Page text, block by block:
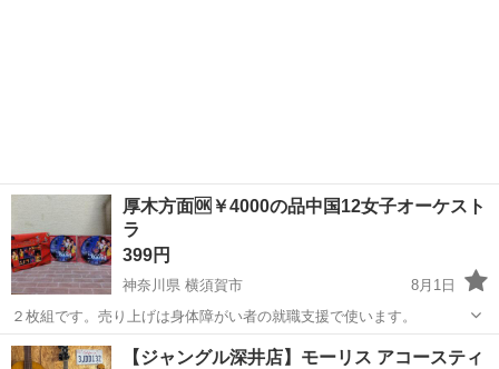
厚木方面🆗￥4000の品中国12女子オーケスト
ラ
399円
神奈川県 横須賀市
8月1日
２枚組です。売り上げは身体障がい者の就職支援で使います。
神奈川 横須賀市 その他 オーケストラ
【ジャングル深井店】モーリス アコースティ